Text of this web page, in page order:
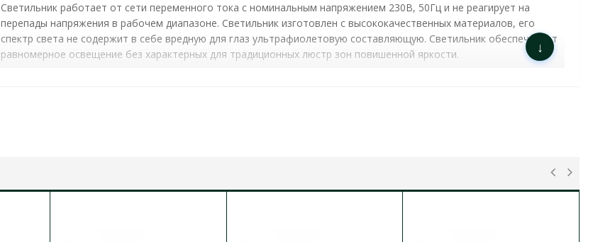
Светильник работает от сети переменного тока с номинальным напряжением 230В, 50Гц и не реагирует на
перепады напряжения в рабочем диапазоне. Светильник изготовлен с высококачественных материалов, его
спектр света не содержит в себе вредную для глаз ультрафиолетовую составляющую. Светильник обеспечивает
равномерное освещение без характерных для традиционных люстр зон повишенной яркости.
o o
↓